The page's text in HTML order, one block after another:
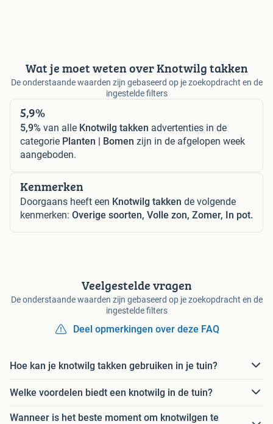
Wat je moet weten over Knotwilg takken
De onderstaande waarden zijn gebaseerd op je zoekopdracht en de
ingestelde filters
5,9%
5,9% van alle Knotwilg takken advertenties in de
categorie Planten | Bomen zijn in de afgelopen week
aangeboden.
Kenmerken
Doorgaans heeft een Knotwilg takken de volgende
kenmerken: Overige soorten, Volle zon, Zomer, In pot.
Veelgestelde vragen
De onderstaande waarden zijn gebaseerd op je zoekopdracht en de
ingestelde filters
Deel opmerkingen over deze FAQ
Hoe kan je knotwilg takken gebruiken in je tuin?
Welke voordelen biedt een knotwilg in de tuin?
Wanneer is het beste moment om knotwilgen te